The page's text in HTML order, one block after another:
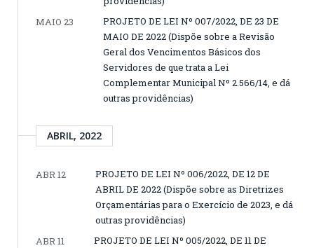
MAIO 23
PROJETO DE LEI Nº 007/2022, DE 23 DE
MAIO DE 2022 (Dispõe sobre a Revisão
Geral dos Vencimentos Básicos dos
Servidores de que trata a Lei
Complementar Municipal Nº 2.566/14, e dá
outras providências)
ABRIL, 2022
ABR 12
PROJETO DE LEI Nº 006/2022, DE 12 DE
ABRIL DE 2022 (Dispõe sobre as Diretrizes
Orçamentárias para o Exercício de 2023, e dá
outras providências)
ABR 11
PROJETO DE LEI Nº 005/2022, DE 11 DE